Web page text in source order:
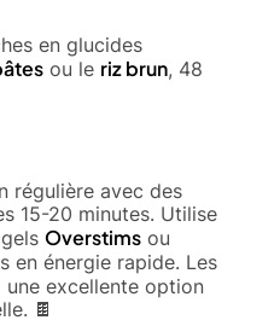
en glucides
ou le riz brun, 48
régulière avec des
15-20 minutes. Utilise
Overstims ou
en énergie rapide. Les
une excellente option
🍫